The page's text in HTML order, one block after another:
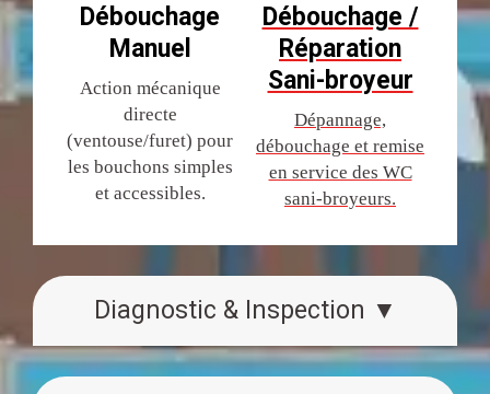
Diagnostic & Inspection ▼
Débouchage
Manuel
Action mécanique
directe
(ventouse/furet) pour
les bouchons simples
et accessibles.
Débouchage /
Réparation
Sani-broyeur
Dépannage,
débouchage et remise
en service des WC
sani-broyeurs.